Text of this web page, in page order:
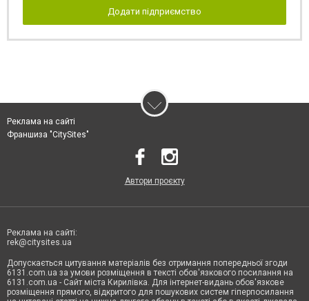
Додати підприємство
Реклама на сайті
Франшиза "CitySites"
Автори проєкту
Реклама на сайті:
rek@citysites.ua
Допускається цитування матеріалів без отримання попередньої згоди
6131.com.ua за умови розміщення в тексті обов'язкового посилання на
6131.com.ua - Сайт міста Кирилівка. Для інтернет-видань обов'язкове
розміщення прямого, відкритого для пошукових систем гіперпосилання